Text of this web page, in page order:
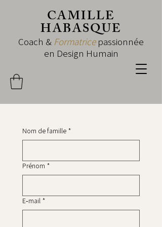
CAMILLE
HABASQUE
Coach & Formatricepassionnée
en Design Humain
Nom de famille *
Prénom *
E‑mail *